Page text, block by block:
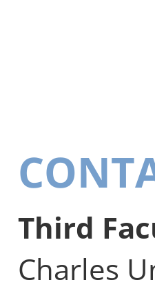
Third
Charles